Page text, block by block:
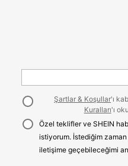
Şartlar & Koşullar'ı
Kuralları'ı
Özel teklifler ve SHEIN
istiyorum. İstediğim
iletişime geçebileceğimi